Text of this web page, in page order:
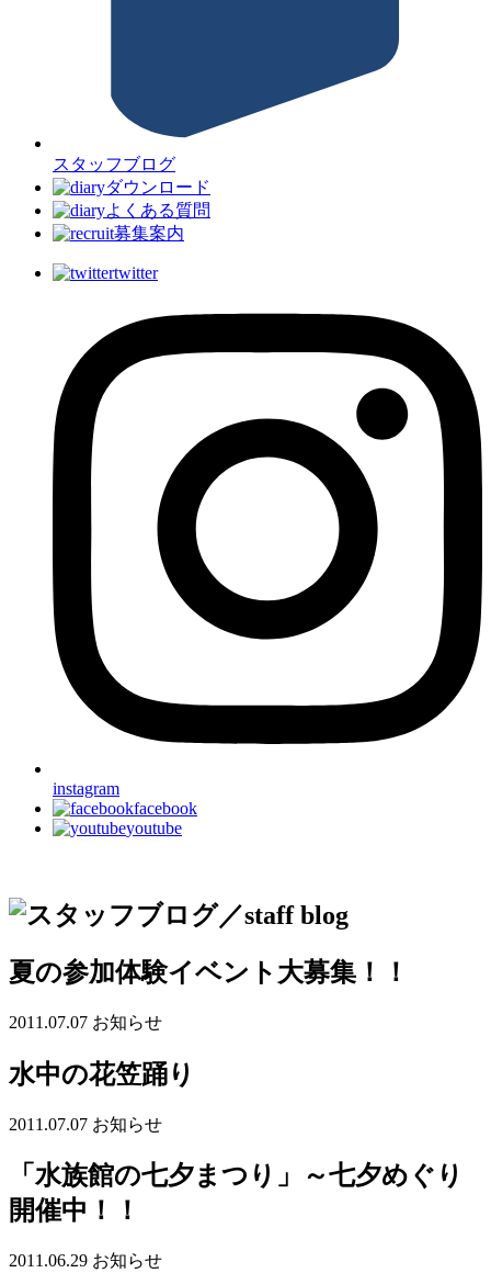
スタッフブログ
ダウンロード
よくある質問
募集案内
twitter
instagram
facebook
youtube
夏の参加体験イベント大募集！！
2011.07.07 お知らせ
水中の花笠踊り
2011.07.07 お知らせ
「水族館の七夕まつり」～七夕めぐり
開催中！！
2011.06.29 お知らせ